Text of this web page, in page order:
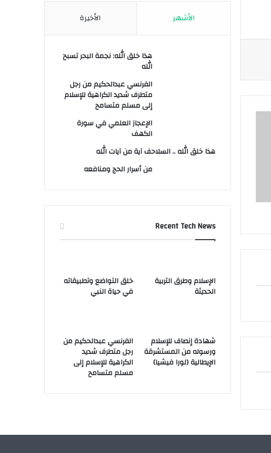
الأشهر الأخيرة
هذا خلق الله: نجمة البحر تسبح
الله
الفرنسي عبدالحكيم من رجل
متطرف شديد الكراهية للإسلام
إلى مسلم متسامح
الإعجاز العلمي في سورة
الكهف
هذا خلق الله .. السلاحف آية من آيات الله
من أسرار الحج ومنافعه
Recent Tech News
الإسلام وطرق التربية
الحديثة
خلق التواضع وتطبيقاته
في حياة النبي
شهادة إنصاف للإسلام
ورسوله من المستشرقة
الإيطالية (لورا فيشيا)
الفرنسي عبدالحكيم من
رجل متطرف شديد
الكراهية للإسلام إلى
مسلم متسامح